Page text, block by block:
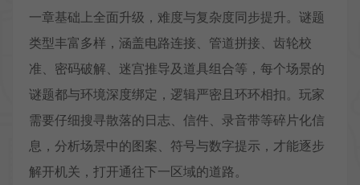
一章基础上全面升级，难度与复杂度同步提升。谜题
类型丰富多样，涵盖电路连接、管道拼接、齿轮校
准、密码破解、迷宫推导及道具组合等，每个场景的
谜题都与环境深度绑定，逻辑严密且环环相扣。玩家
需要仔细搜寻散落的日志、信件、录音带等碎片化信
息，分析场景中的图案、符号与数字提示，才能逐步
解开机关，打开通往下一区域的道路。